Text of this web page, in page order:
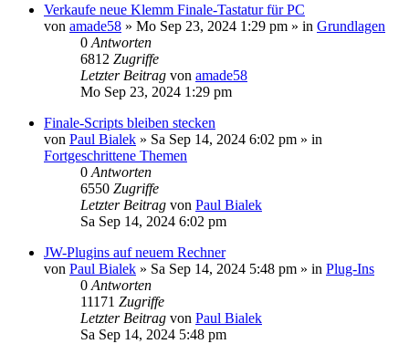
Verkaufe neue Klemm Finale-Tastatur für PC
von amade58 » Mo Sep 23, 2024 1:29 pm » in Grundlagen
0 Antworten
6812 Zugriffe
Letzter Beitrag von amade58
Mo Sep 23, 2024 1:29 pm
Finale-Scripts bleiben stecken
von Paul Bialek » Sa Sep 14, 2024 6:02 pm » in
Fortgeschrittene Themen
0 Antworten
6550 Zugriffe
Letzter Beitrag von Paul Bialek
Sa Sep 14, 2024 6:02 pm
JW-Plugins auf neuem Rechner
von Paul Bialek » Sa Sep 14, 2024 5:48 pm » in Plug-Ins
0 Antworten
11171 Zugriffe
Letzter Beitrag von Paul Bialek
Sa Sep 14, 2024 5:48 pm